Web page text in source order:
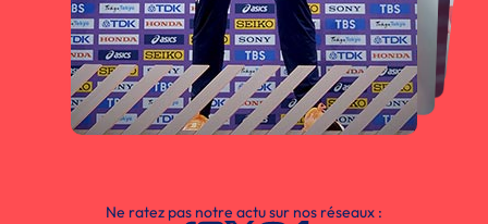
Ne ratez pas notre actu sur nos réseaux :